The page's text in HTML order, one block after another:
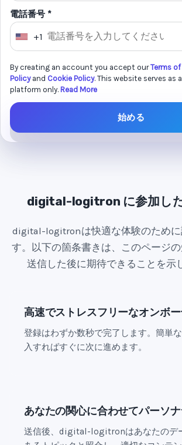
電話番号 *
U
i
t
e
S
+
1
+1
By creating an account you accept ourTerms
Policyand Cookie Policy. This website serves as
platform only. Read More
始める
digital-logitron に参加し
digital-logitronは快適な体験のために
す。以下の箇条書きは、このページ
送信した後に期待できることを示
高速でストレスフリーなオンボ
登録はわずか数秒で完了します。簡単
入すればすぐに次に進めます。
あなたの関心に合わせてパーソ
送信後、digital-logitronはあなたのデ